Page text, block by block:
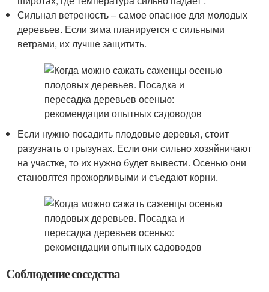
Сильная ветреность – самое опасное для молодых
деревьев. Если зима планируется с сильными
ветрами, их лучше защитить.
Если нужно посадить плодовые деревья, стоит
разузнать о грызунах. Если они сильно хозяйничают
на участке, то их нужно будет вывести. Осенью они
становятся прожорливыми и съедают корни.
Соблюдение соседства